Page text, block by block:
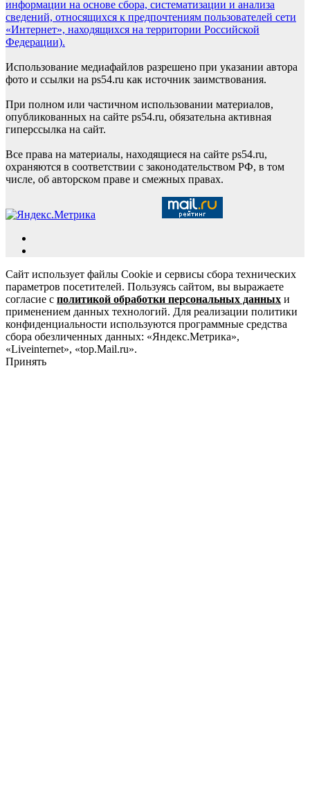
информации на основе сбора, систематизации и анализа
сведений, относящихся к предпочтениям пользователей сети
«Интернет», находящихся на территории Российской
Федерации).
Использование медиафайлов разрешено при указании автора
фото и ссылки на ps54.ru как источник заимствования.
При полном или частичном использовании материалов,
опубликованных на сайте ps54.ru, обязательна активная
гиперссылка на сайт.
Все права на материалы, находящиеся на сайте ps54.ru,
охраняются в соответствии с законодательством РФ, в том
числе, об авторском праве и смежных правах.
Сайт использует файлы Cookie и сервисы сбора технических
параметров посетителей. Пользуясь сайтом, вы выражаете
согласие с политикой обработки персональных данных и
применением данных технологий. Для реализации политики
конфиденциальности используются программные средства
сбора обезличенных данных: «Яндекс.Метрика»,
«Liveinternet», «top.Mail.ru».
Принять